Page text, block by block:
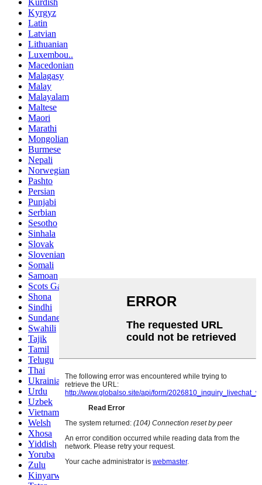
Kurdish
Kyrgyz
Latin
Latvian
Lithuanian
Luxembou..
Macedonian
Malagasy
Malay
Malayalam
Maltese
Maori
Marathi
Mongolian
Burmese
Nepali
Norwegian
Pashto
Persian
Punjabi
Serbian
Sesotho
Sinhala
Slovak
Slovenian
Somali
Samoan
Scots Gaelic
Shona
Sindhi
Sundanese
Swahili
Tajik
Tamil
Telugu
Thai
Ukrainian
Urdu
Uzbek
Vietnamese
Welsh
Xhosa
Yiddish
Yoruba
Zulu
Kinyarwanda